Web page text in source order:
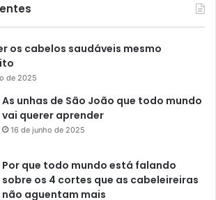
os cabelos saudáveis mesmo
de 2025
As unhas de São João que todo mundo
vai querer aprender
16 de junho de 2025
Por que todo mundo está falando
sobre os 4 cortes que as cabeleireiras
não aguentam mais